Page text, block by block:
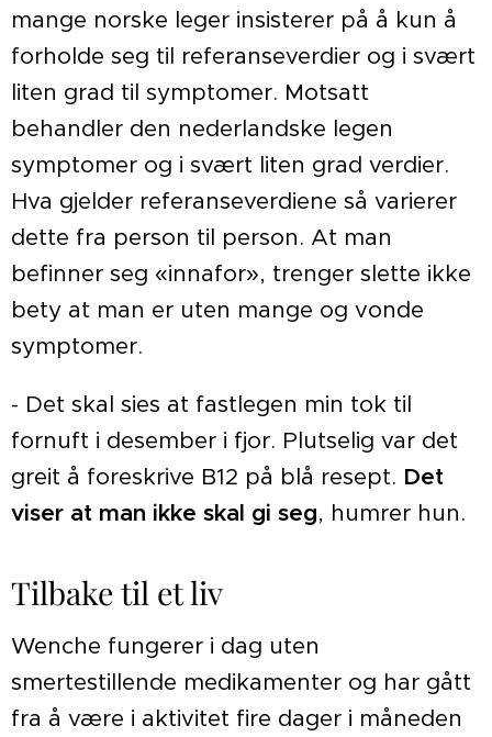
mange norske leger insisterer på å kun å
forholde seg til referanseverdier og i svært
liten grad til symptomer. Motsatt
behandler den nederlandske legen
symptomer og i svært liten grad verdier.
Hva gjelder referanseverdiene så varierer
dette fra person til person. At man
befinner seg «innafor», trenger slette ikke
bety at man er uten mange og vonde
symptomer.
- Det skal sies at fastlegen min tok til
fornuft i desember i fjor. Plutselig var det
greit å foreskrive B12 på blå resept. Det
viser at man ikke skal gi seg, humrer hun.
Tilbake til et liv
Wenche fungerer i dag uten
smertestillende medikamenter og har gått
fra å være i aktivitet fire dager i måneden